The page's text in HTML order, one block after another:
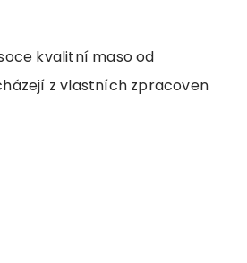
kvalitní maso od
z vlastních zpracoven